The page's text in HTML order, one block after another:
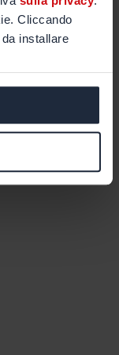
Cliccando
installare